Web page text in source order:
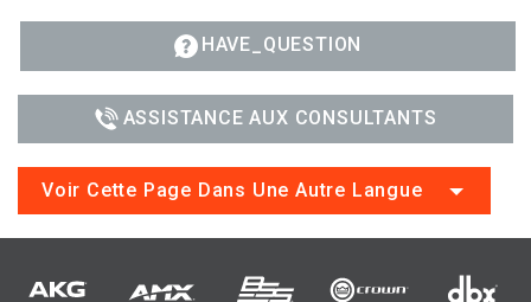
HAVE_QUESTION
ASSISTANCE AUX CONSULTANTS
Voir Cette Page Dans Une Autre Langue